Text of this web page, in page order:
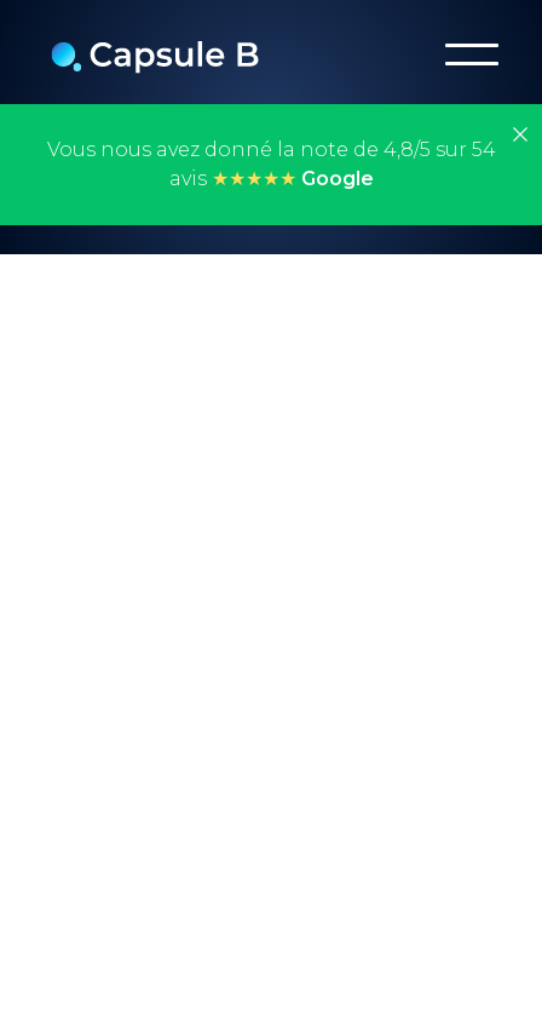
Vous nous avez donné la note de 4,8/5 sur 54
avis ★★★★★ Google